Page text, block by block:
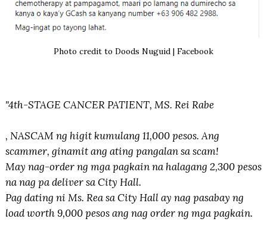
Photo credit to Doods Nuguid | Facebook
"4th-STAGE CANCER PATIENT, MS. Rei Rabe
, NASCAM ng higit kumulang 11,000 pesos. Ang
scammer, ginamit ang ating pangalan sa scam!
May nag-order ng mga pagkain na halagang 2,300 pesos
na nag pa deliver sa City Hall.
Pag dating ni Ms. Rea sa City Hall ay nag pasabay ng
load worth 9,000 pesos ang nag order ng mga pagkain.